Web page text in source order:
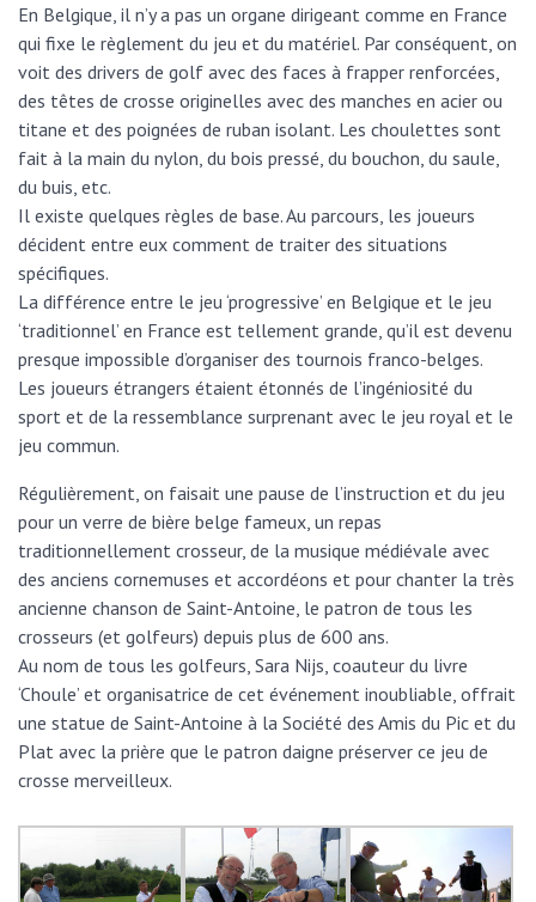
En Belgique, il n’y a pas un organe dirigeant comme en France
qui fixe le règlement du jeu et du matériel. Par conséquent, on
voit des drivers de golf avec des faces à frapper renforcées,
des têtes de crosse originelles avec des manches en acier ou
titane et des poignées de ruban isolant. Les choulettes sont
fait à la main du nylon, du bois pressé, du bouchon, du saule,
du buis, etc.
Il existe quelques règles de base. Au parcours, les joueurs
décident entre eux comment de traiter des situations
spécifiques.
La différence entre le jeu ‘progressive’ en Belgique et le jeu
‘traditionnel’ en France est tellement grande, qu’il est devenu
presque impossible d’organiser des tournois franco-belges.
Les joueurs étrangers étaient étonnés de l’ingéniosité du
sport et de la ressemblance surprenant avec le jeu royal et le
jeu commun.
Régulièrement, on faisait une pause de l’instruction et du jeu
pour un verre de bière belge fameux, un repas
traditionnellement crosseur, de la musique médiévale avec
des anciens cornemuses et accordéons et pour chanter la très
ancienne chanson de Saint-Antoine, le patron de tous les
crosseurs (et golfeurs) depuis plus de 600 ans.
Au nom de tous les golfeurs, Sara Nijs, coauteur du livre
‘Choule’ et organisatrice de cet événement inoubliable, offrait
une statue de Saint-Antoine à la Société des Amis du Pic et du
Plat avec la prière que le patron daigne préserver ce jeu de
crosse merveilleux.